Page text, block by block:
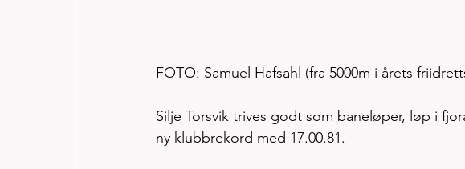
FOTO: Samuel Hafsahl (fra 5000m i årets
Silje Torsvik trives godt som baneløper, løp i
ny klubbrekord med 17.00.81.